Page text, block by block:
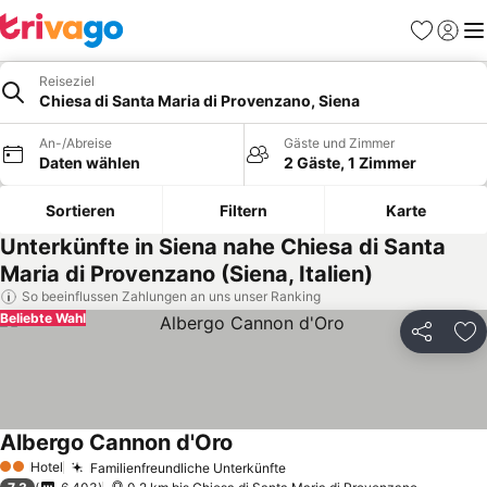
Favoriten
Reiseziel
Chiesa di Santa Maria di Provenzano, Siena
An-/Abreise
Daten wählen
Gäste und Zimmer
2 Gäste, 1 Zimmer
Sortieren Filtern Karte
Unterkünfte in Siena nahe Chiesa di Santa
Maria di Provenzano (Siena, Italien)
So beeinflussen Zahlungen an uns unser Ranking
Teilen
Beliebte Wahl
2 Sterne
Hotel Familienfreundliche UnterkünftePreise sehen
Albergo Cannon d'Oro